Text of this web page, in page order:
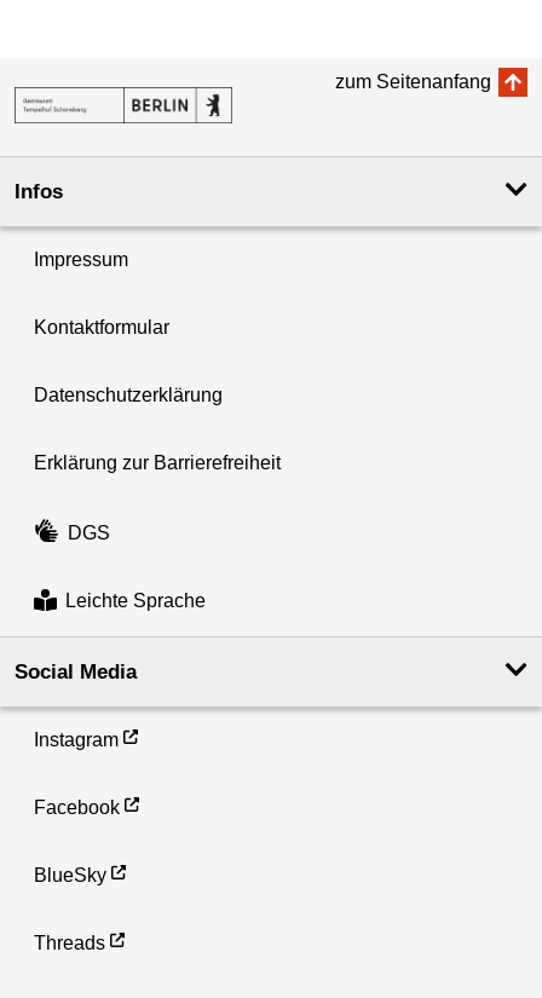
zum Seitenanfang
Infos
Impressum
Kontaktformular
Datenschutzerklärung
Erklärung zur Barrierefreiheit
DGS
Leichte Sprache
Social Media
Instagram
Facebook
BlueSky
Threads